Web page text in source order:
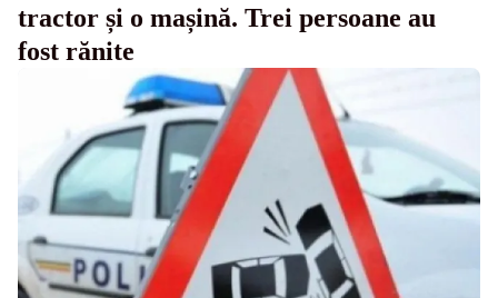
tractor și o mașină. Trei persoane au
fost rănite